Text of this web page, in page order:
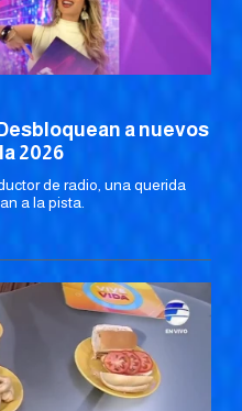
a nuevos
2026
de radio, una querida
a la pista.